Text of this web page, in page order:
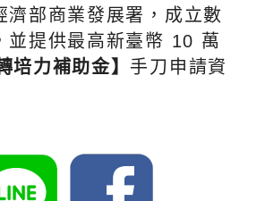
濟部商業發展署，成立數
並提供最高新臺幣 10 萬
培力補助金】 手刀申請資